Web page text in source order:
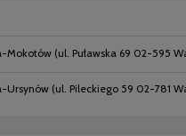
Mokotów (ul. Puławska 69 02-595
Ursynów (ul. Pileckiego 59 02-781